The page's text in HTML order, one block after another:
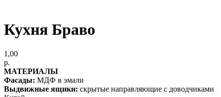
Кухня Браво
1,00
р.
МАТЕРИАЛЫ
Фасады: МДФ в эмали
Выдвижные ящики: скрытые направляющие с доводчиками